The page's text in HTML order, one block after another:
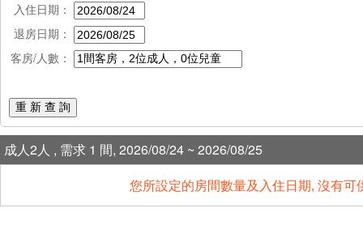
入住日期：
退房日期：
客房/人數：
重 新 查 詢
成人2人 , 需求 1 間, 2026/08/24 ~ 2026/08/25
您所設定的房間數量及入住日期, 沒有